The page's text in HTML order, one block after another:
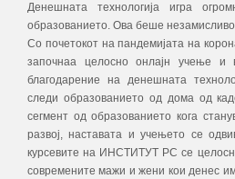
Денешната технологија игра
образованието. Ова беше незамисливо
Со почетокот на пандемијата на
започнаа целосно онлајн учење и
благодарение на денешната
следи образованието од дома од
сегмент од образованието кога
развој, наставата и учењето се
курсевите на ИНСТИТУТ РС се
современите мажи и жени кои денес